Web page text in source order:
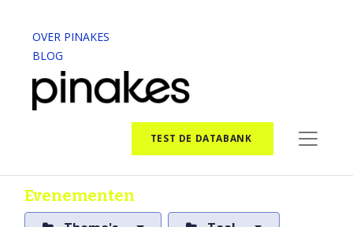
OVER PINAKES
BLOG
TEST DE DATABANK
Evenementen